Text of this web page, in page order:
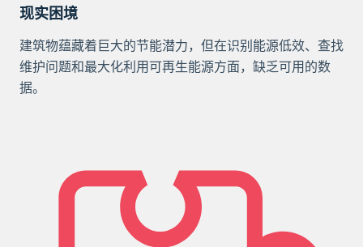
现实困境
建筑物蕴藏着巨大的节能潜力，但在识别能源低效、查找
维护问题和最大化利用可再生能源方面，缺乏可用的数
据。